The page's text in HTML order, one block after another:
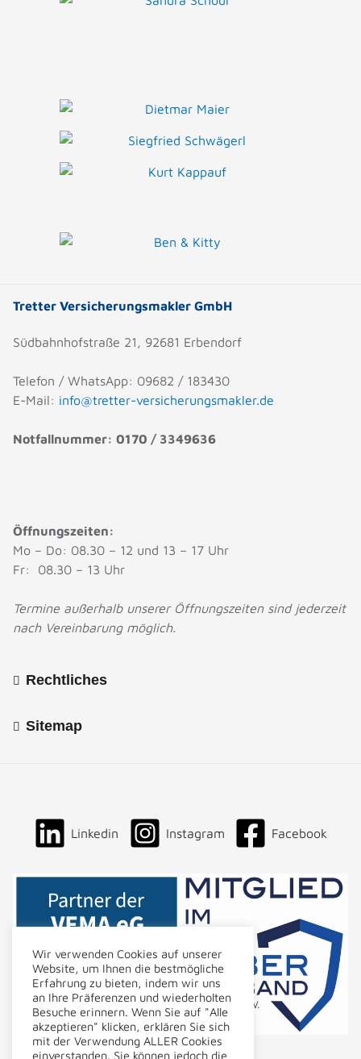
Tretter Versicherungsmakler GmbH
Südbahnhofstraße 21, 92681 Erbendorf
Telefon / WhatsApp: 09682 / 183430
E-Mail: info@tretter-versicherungsmakler.de
Notfallnummer: 0170 / 3349636
Öffnungszeiten:
Mo – Do: 08.30 – 12 und 13 – 17 Uhr
Fr: 08.30 – 13 Uhr
Termine außerhalb unserer Öffnungszeiten sind jederzeit
nach Vereinbarung möglich.
Rechtliches
Sitemap
Linkedin Instagram Facebook
Wir verwenden Cookies auf unserer
Website, um Ihnen die bestmögliche
Erfahrung zu bieten, indem wir uns
an Ihre Präferenzen und wiederholten
Besuche erinnern. Wenn Sie auf "Alle
akzeptieren" klicken, erklären Sie sich
mit der Verwendung ALLER Cookies
einverstanden. Sie können jedoch die